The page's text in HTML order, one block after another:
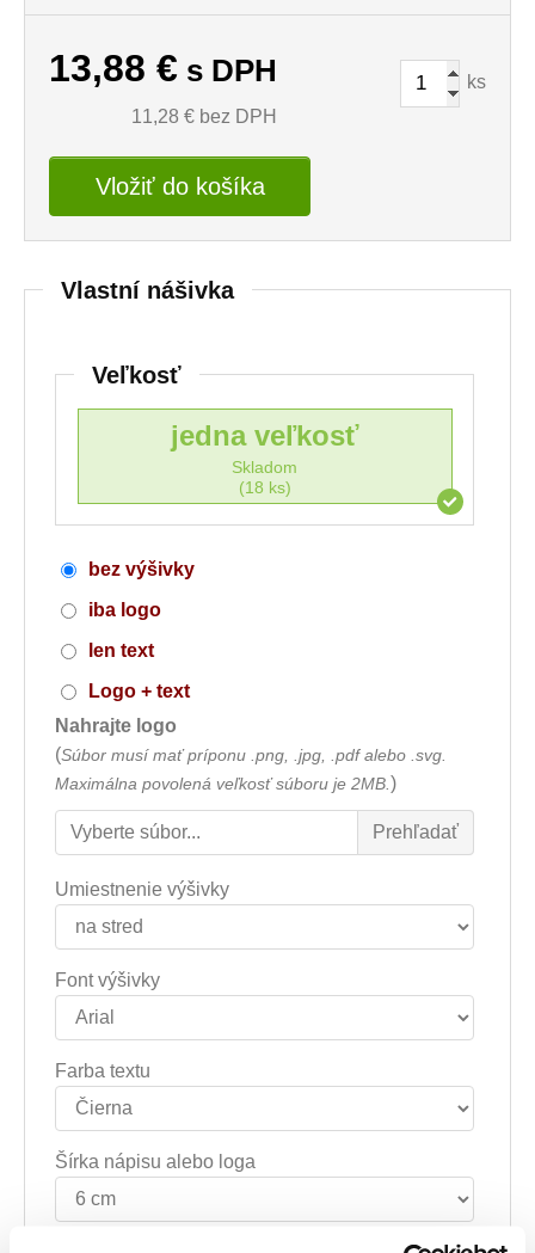
13,88 € s DPH
11,28 € bez DPH
ks
Vložiť do košíka
Vlastní nášivka
Veľkosť
jedna veľkosť
Skladom
(18 ks)
bez výšivky
iba logo
len text
Logo + text
Nahrajte logo
(Súbor musí mať príponu .png, .jpg, .pdf alebo .svg.
Maximálna povolená veľkosť súboru je 2MB. )
Umiestnenie výšivky
Font výšivky
Farba textu
Šírka nápisu alebo loga